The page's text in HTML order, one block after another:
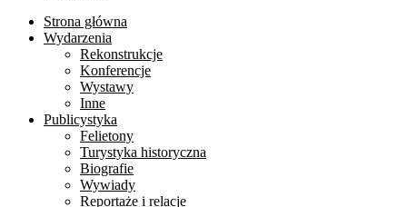
Strona główna
Wydarzenia
Rekonstrukcje
Konferencje
Wystawy
Inne
Publicystyka
Felietony
Turystyka historyczna
Biografie
Wywiady
Reportaże i relacje